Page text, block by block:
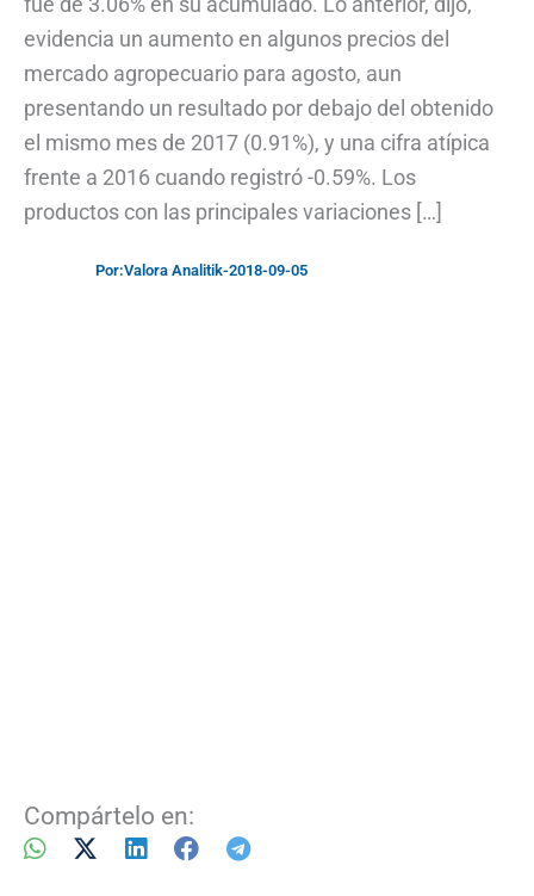
evidencia un aumento en algunos precios del
mercado agropecuario para agosto, aun
presentando un resultado por debajo del obtenido
el mismo mes de 2017 (0.91%), y una cifra atípica
frente a 2016 cuando registró -0.59%. Los
productos con las principales variaciones […]
Por:Valora Analitik-2018-09-05
Compártelo en: